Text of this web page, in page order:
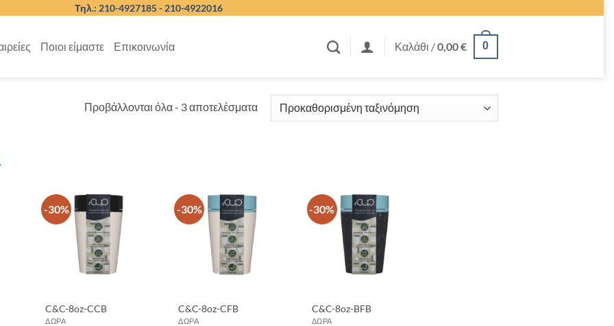
Τηλ.: 210-4927185 - 210-4922016
Ποιοι είμαστε Επικοινωνία Καλάθι /0,00€ 0
Προβάλλονται όλα - 3 αποτελέσματα
ΕΤΑΙΡΕΙΕΣ BRANDS ΣΕΖΟΝ
STOCK QUANTITY +
-30%
C&C-8oz-CCB
ΔΩΡΑ
-30%
C&C-8oz-CFB
ΔΩΡΑ
-30%
C&C-8oz-BFB
ΔΩΡΑ